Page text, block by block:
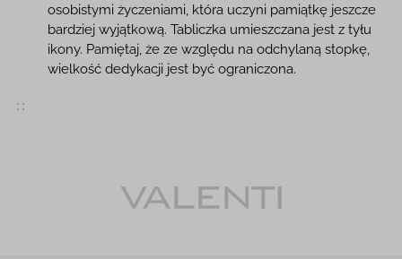
osobistymi życzeniami, która uczyni pamiątkę jeszcze
bardziej wyjątkową. Tabliczka umieszczana jest z tyłu
ikony. Pamiętaj, że ze względu na odchylaną stopkę,
wielkość dedykacji jest być ograniczona.